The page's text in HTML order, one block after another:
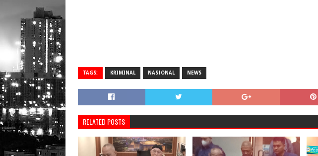
TAGS: KRIMINAL NASIONAL NEWS
RELATED POSTS